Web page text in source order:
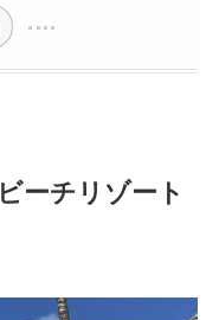
ーチリゾート